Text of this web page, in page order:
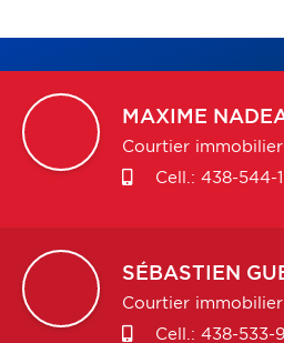
MAXIME
Courtier immobilier
Cell.: 438-544-
SÉBASTIEN
Courtier immobilier
Cell.: 438-533-